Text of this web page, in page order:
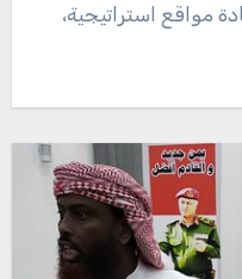
مواقع استراتيجية،